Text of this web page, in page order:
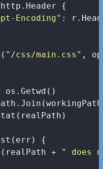
{
Encoding" :
"/css/main.css" ,
os.Getwd()
{
+
" does